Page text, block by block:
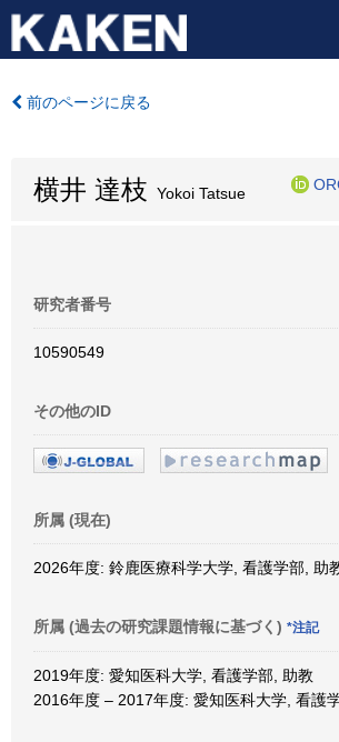
前のページに戻る
横井 達枝 Yokoi Tatsue
研究者番号
10590549
その他のID
所属 (現在)
2026年度: 鈴鹿医療科学大学, 看護学部, 助
所属 (過去の研究課題情報に基づく) *注記
2019年度: 愛知医科大学, 看護学部, 助教
2016年度 – 2017年度: 愛知医科大学, 看護